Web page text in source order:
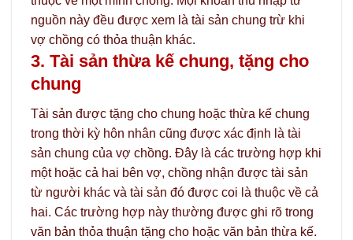
nguồn này đều được xem là tài sản chung trừ khi
vợ chồng có thỏa thuận khác.
3. Tài sản thừa kế chung, tặng cho
chung
Tài sản được tặng cho chung hoặc thừa kế chung
trong thời kỳ hôn nhân cũng được xác định là tài
sản chung của vợ chồng. Đây là các trường hợp khi
một hoặc cả hai bên vợ, chồng nhận được tài sản
từ người khác và tài sản đó được coi là thuộc về cả
hai. Các trường hợp này thường được ghi rõ trong
văn bản thỏa thuận tặng cho hoặc văn bản thừa kế.